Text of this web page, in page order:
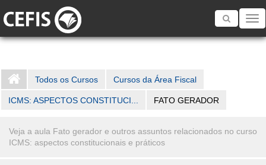
Toggle
Todos os Cursos Cursos da Área Fiscal
ICMS: ASPECTOS CONSTITUCI... FATO GERADOR
Veja a aula Fato gerador e outros assuntos relacionados no curso
ICMS: aspectos constitucionais e práticos